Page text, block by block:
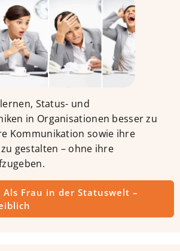
Status- und
in Organisationen besser zu
Kommunikation sowie ihre
gestalten – ohne ihre
Als Frau in der Statuswelt –